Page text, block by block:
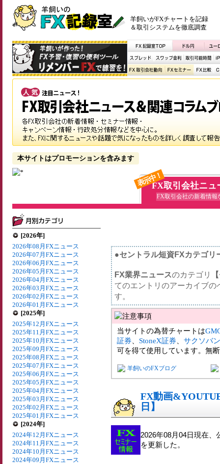
羊飼いがFXチャートを記録
＆取引システムを徹底調査
本サイトはプロモーションを含みます
表示中！FX取引会社ニュ
FX取引会社の新着情報
[2026年]
2026年08月FXニュース
2026年07月FXニュース
2026年06月FXニュース
2026年05月FXニュース
2026年04月FXニュース
2026年03月FXニュース
2026年02月FXニュース
2026年01月FXニュース
[2025年]
2025年12月FXニュース
2025年11月FXニュース
2025年10月FXニュース
2025年09月FXニュース
2025年08月FXニュース
2025年07月FXニュース
2025年06月FXニュース
2025年05月FXニュース
2025年04月FXニュース
2025年03月FXニュース
2025年02月FXニュース
2025年01月FXニュース
[2024年]
2024年12月FXニュース
2024年11月FXニュース
2024年10月FXニュース
2024年09月FXニュース
●セントラル短資FXカテゴリ
FX業界ニュースのカテゴリ
てのエントリのアーカイブ
す。
当サイトの為替チャートは
証券
StoneX証券
サクソバ
可を得て使用しています。無
羊飼いのFXブログ
FX動画
日】
2026年08月04日現在
を更新した。